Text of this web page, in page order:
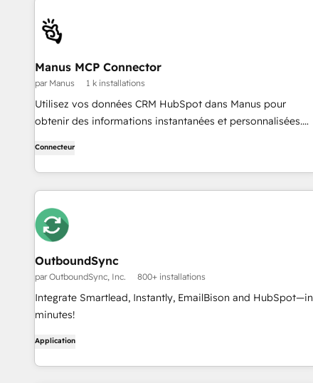
Manus MCP Connector
par Manus 1 k installations
Utilisez vos données CRM HubSpot dans Manus pour
obtenir des informations instantanées et personnalisées.
Connecteur
OutboundSync
par OutboundSync, Inc. 800+ installations
Integrate Smartlead, Instantly, EmailBison and HubSpot—in
minutes!
Application